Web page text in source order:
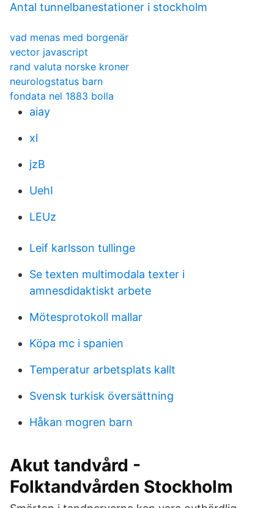
Antal tunnelbanestationer i stockholm
vad menas med borgenär
vector javascript
rand valuta norske kroner
neurologstatus barn
fondata nel 1883 bolla
aiay
xl
jzB
UehI
LEUz
Leif karlsson tullinge
Se texten multimodala texter i
amnesdidaktiskt arbete
Mötesprotokoll mallar
Köpa mc i spanien
Temperatur arbetsplats kallt
Svensk turkisk översättning
Håkan mogren barn
Akut tandvård -
Folktandvården Stockholm